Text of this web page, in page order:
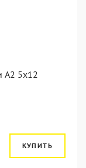
А2 5х12
КУПИТЬ